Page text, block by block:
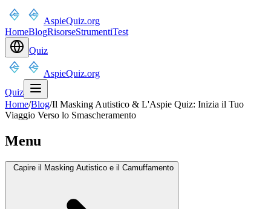
AspieQuiz.org
HomeBlogRisorseStrumentiTest
Quiz
AspieQuiz.org
Quiz
Home/Blog/Il Masking Autistico & L'Aspie Quiz: Inizia il Tuo
Viaggio Verso lo Smascheramento
Menu
Capire il Masking Autistico e il Camuffamento